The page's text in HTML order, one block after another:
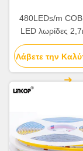
480LEDs/m
LED λωρίδες
στενά Φώτα με
Λάβετε την